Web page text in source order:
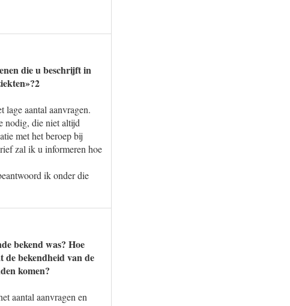
die u beschrijft in
lage aantal aanvragen.
nodig, die niet altijd
met het beroep bij
zal ik u informeren hoe
ik onder die
bekend was? Hoe
de bekendheid van de
komen?
aantal aanvragen en